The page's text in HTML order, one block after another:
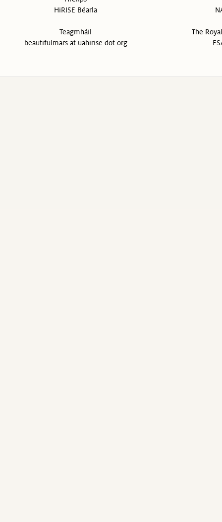
HiRISE Béarla
Teagmháil
beautifulmars at uahirise dot org
The